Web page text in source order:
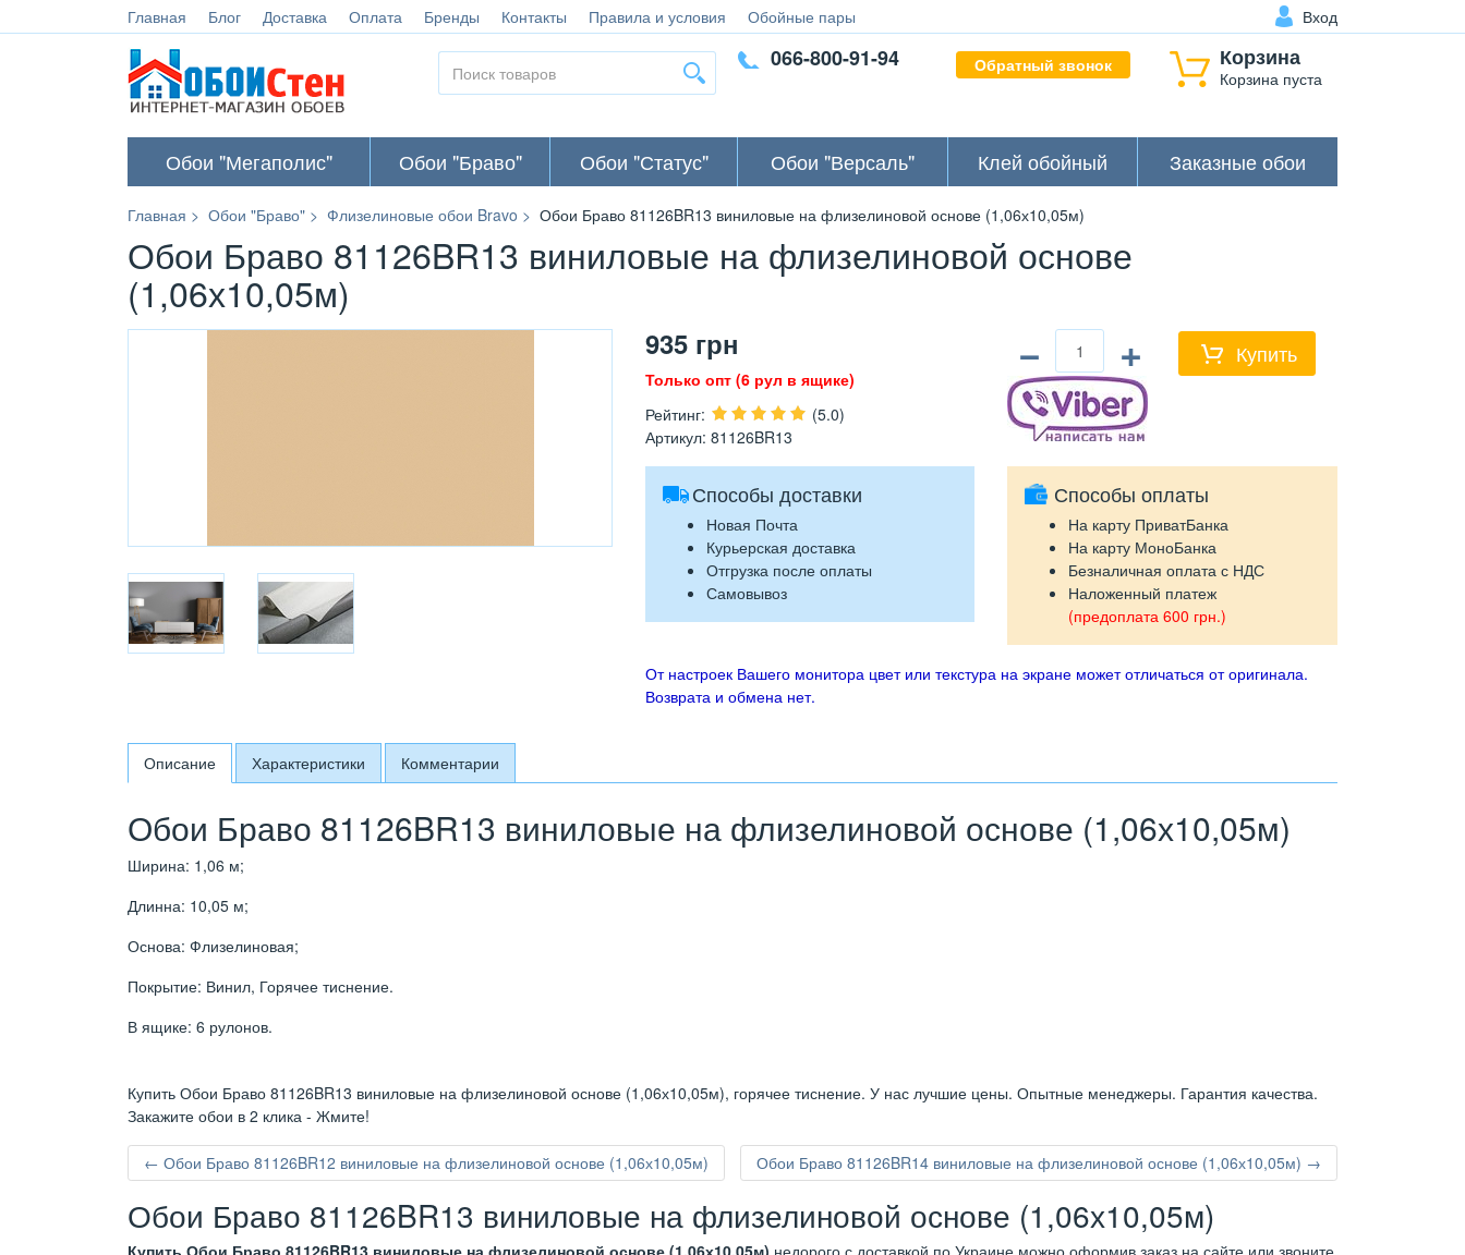
Главная Блог Доставка Оплата Бренды Контакты Правила и условия Обойные пары Вход
Корзина
Корзина пуста
066-800-91-94 Обратный звонок
Обои "Мегаполис" Обои "Браво" Обои "Статус" Обои "Версаль" Клей обойный Заказные обои
Главная Обои "Браво" Флизелиновые обои Bravo Обои Браво 81126BR13 виниловые на флизелиновой основе (1,06х10,05м)
Обои Браво 81126BR13 виниловые на флизелиновой основе
(1,06х10,05м)
935 грн
Только опт (6 рул в ящике)
Рейтинг:
(5.0)
Артикул: 81126BR13
− + Купить
Способы доставки
Новая Почта
Курьерская доставка
Отгрузка после оплаты
Самовывоз
Способы оплаты
На карту ПриватБанка
На карту МоноБанка
Безналичная оплата с НДС
Наложенный платеж
(предоплата 600 грн.)
От настроек Вашего монитора цвет или текстура на экране может отличаться от оригинала.
Возврата и обмена нет.
Описание Характеристики Комментарии
Обои Браво 81126BR13 виниловые на флизелиновой основе (1,06х10,05м)
Ширина: 1,06 м;
Длинна: 10,05 м;
Основа: Флизелиновая;
Покрытие: Винил, Горячее тиснение.
В ящике: 6 рулонов.
Купить Обои Браво 81126BR13 виниловые на флизелиновой основе (1,06х10,05м), горячее тиснение. У нас лучшие цены. Опытные менеджеры. Гарантия качества.
Закажите обои в 2 клика - Жмите!
← Обои Браво 81126BR12 виниловые на флизелиновой основе (1,06х10,05м) Обои Браво 81126BR14 виниловые на флизелиновой основе (1,06х10,05м) →
Обои Браво 81126BR13 виниловые на флизелиновой основе (1,06х10,05м)
Купить Обои Браво 81126BR13 виниловые на флизелиновой основе (1,06х10,05м) недорого с доставкой по Украине можно оформив заказ на сайте или звоните